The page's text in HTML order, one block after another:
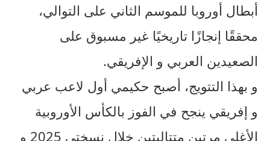
أبطال أوروبا للموسم الثاني على التوالي،
محققًا إنجازًا تاريخيًا غير مسبوق على
الصعيدين العربي و الإفريقي.
و بهذا التتويج، أصبح حكيمي أول لاعب عربي
و إفريقي ينجح في الفوز بالكأس الأوروبية
الأغلى مرتين متتاليتين خلال نسختي 2025 و